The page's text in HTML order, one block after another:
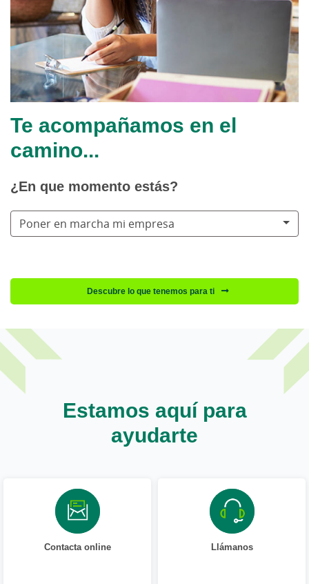
Te acompañamos en el
camino...
¿En que momento estás?
Poner en marcha mi empresa
Descubre lo que tenemos para ti
Estamos aquí para
ayudarte
Contacta online Llámanos